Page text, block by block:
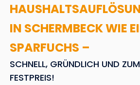
IN SCHERMBECK WIE
SPARFUCHS –
SCHNELL, GRÜNDLICH UND
FESTPREIS!